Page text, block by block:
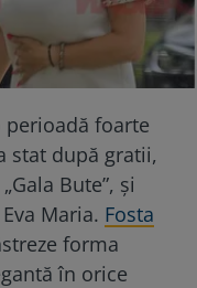
perioadă foarte
stat după gratii,
Bute”, și
Maria. Fosta
forma
în orice